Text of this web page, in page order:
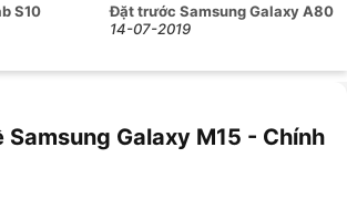
S10
Đặt trước Samsung Galaxy A80
14-07-2019
Galaxy M15 - Chính